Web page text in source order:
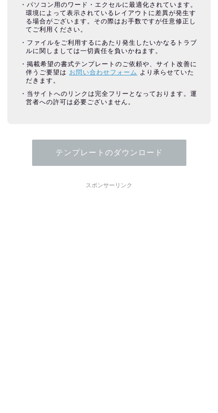
パソコン用のワード・エクセルに最適化されています。
環境によって表示されているレイアウトに差異が発生す
る場合がございます。その際はお手数ですが任意修正し
てご利用ください。
ファイルをご利用するにあたり発生したいかなるトラブ
ルに関しましては一切責任を負いかねます。
掲載希望の書式テンプレートのご依頼や、サイト改善に
伴うご要望は お問い合わせフォーム より承らせていた
だきます。
当サイトへのリンクは完全フリーとなっております。運
営者への許可は必要ございません。
テンプレートのダウンロード
スポンサーリンク